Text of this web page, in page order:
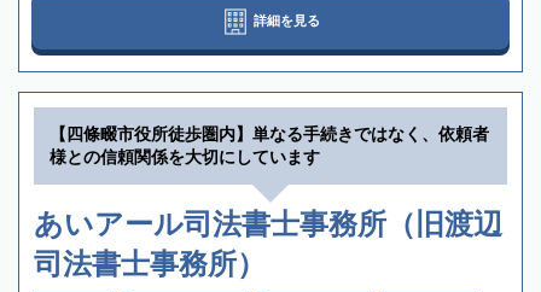
詳細を見る
【四條畷市役所徒歩圏内】単なる手続きではなく、依頼者
様との信頼関係を大切にしています
あいアール司法書士事務所（旧渡辺
司法書士事務所）